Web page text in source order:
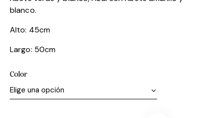
blanco.
Alto: 45cm
Largo: 50cm
Color